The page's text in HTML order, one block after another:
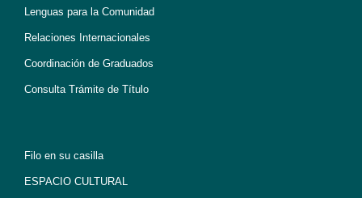
Lenguas para la Comunidad
Relaciones Internacionales
Coordinación de Graduados
Consulta Trámite de Título
Filo en su casilla
ESPACIO CULTURAL